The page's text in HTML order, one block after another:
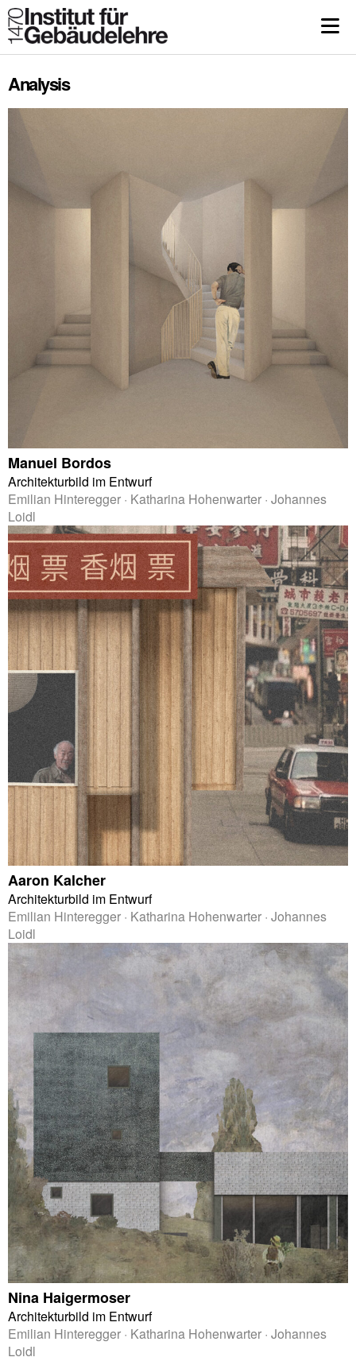
Analysis
Manuel Bordos
Architekturbild im Entwurf
Emilian Hinteregger · Katharina Hohenwarter · Johannes
Loidl
Aaron Kalcher
Architekturbild im Entwurf
Emilian Hinteregger · Katharina Hohenwarter · Johannes
Loidl
Nina Haigermoser
Architekturbild im Entwurf
Emilian Hinteregger · Katharina Hohenwarter · Johannes
Loidl